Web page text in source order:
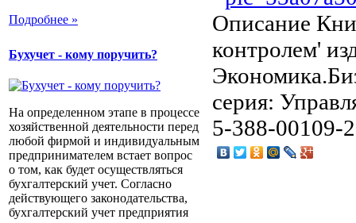
Подробнее »
Бухучет - кому поручить?
На определенном этапе в процессе
хозяйственной деятельности перед
любой фирмой и индивидуальным
предпринимателем встает вопрос
о том, как будет осуществляться
бухгалтерский учет. Согласно
действующего законодательства,
бухгалтерский учет предприятия
Описание
контролем'
серия:
5-388-00109-2